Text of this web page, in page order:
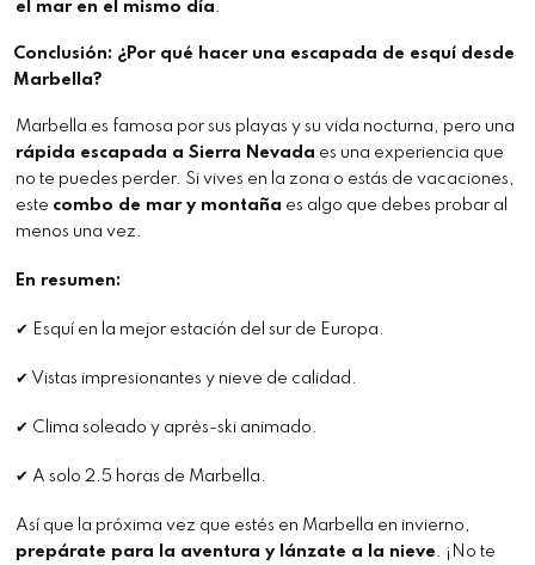
el mar en el mismo día
Conclusión: ¿Por qué hacer una escapada de esquí desde
Marbella?
Marbella es famosa por sus playas y su vida nocturna, pero una
rápida escapada a Sierra Nevada es una experiencia que
no te puedes perder. Si vives en la zona o estás de vacaciones,
este combo de mar y montaña es algo que debes probar al
menos una vez.
En resumen:
✔ Esquí en la mejor estación del sur de Europa.
✔ Vistas impresionantes y nieve de calidad.
✔ Clima soleado y après-ski animado.
✔ A solo 2.5 horas de Marbella.
Así que la próxima vez que estés en Marbella en invierno,
prepárate para la aventura y lánzate a la nieve . ¡No te